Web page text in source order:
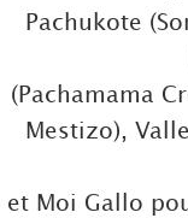
Pachukote
(Pachamama
Mestizo),
et Moi Gallo